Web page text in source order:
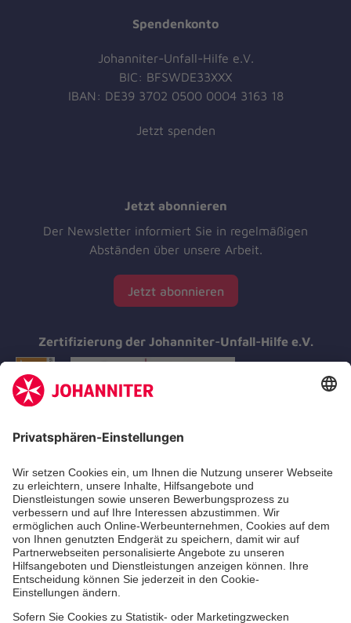
Spendenkonto
Johanniter-Unfall-Hilfe e.V.
BIC: BFSWDE33XXX
IBAN: DE39 3702 0500 0004 3163 18
Jetzt spenden
Jetzt abonnieren
Der Newsletter informiert Sie in regelmäßigen
Abständen über unsere Arbeit.
Jetzt abonnieren
Zertifizierung der Johanniter-Unfall-Hilfe e.V.
Aus- & Fortbildung
Erste-Hilfe-Kurse
Jobs & Ehrenamt
Freiwilligendienst
Spendenprojekte